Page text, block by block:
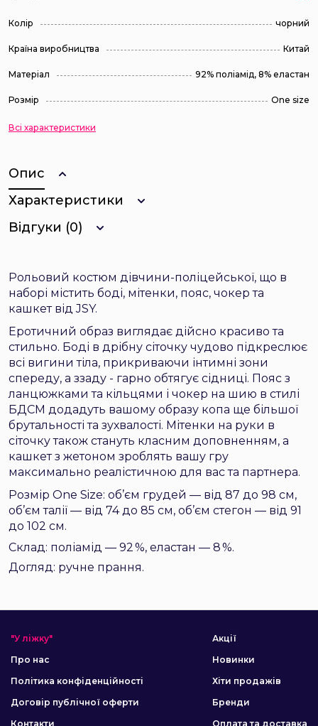
Колір чорний
Країна виробництва Китай
Матеріал 92% поліамід, 8% еластан
Розмір One size
Всі характеристики
Опис
Характеристики
Відгуки (0)
Рольовий костюм дівчини-поліцейської, що в
наборі містить боді, мітенки, пояс, чокер та
кашкет від JSY.
Еротичний образ виглядає дійсно красиво та
стильно. Боді в дрібну сіточку чудово підкреслює
всі вигини тіла, прикриваючи інтимні зони
спереду, а ззаду - гарно обтягує сідниці. Пояс з
ланцюжками та кільцями і чокер на шию в стилі
БДСМ додадуть вашому образу копа ще більшої
брутальності та зухвалості. Мітенки на руки в
сіточку також стануть класним доповненням, а
кашкет з жетоном зроблять вашу гру
максимально реалістичною для вас та партнера.
Розмір One Size: об’єм грудей — від 87 до 98 см,
об’єм талії — від 74 до 85 см, об’єм стегон — від 91
до 102 см.
Склад: поліамід — 92 %, еластан — 8 %.
Догляд: ручне прання.
"У ліжку"
Про нас
Політика конфіденційності
Договір публічної оферти
Контакти
Акції
Новинки
Хіти продажів
Бренди
Оплата та доставка